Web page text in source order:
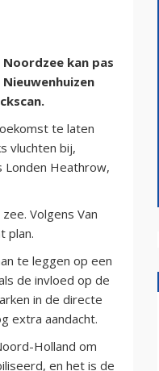
kan pas
te laten
vluchten bij,
Londen Heathrow,
Volgens Van
plan.
te leggen op een
de invloed op de
in de directe
extra aandacht.
Holland om
en het is de